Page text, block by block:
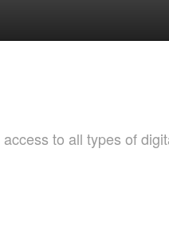
to all types of